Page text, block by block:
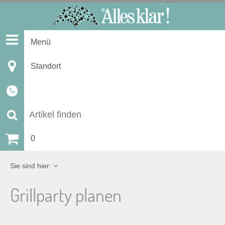
Menü
Standort
c
0
Sie sind hier:
Grillparty planen